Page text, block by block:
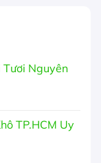
Tươi Nguyên
TP.HCM Uy